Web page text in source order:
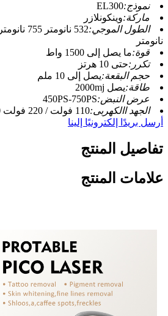
نموذج:EL300
ماركة:وينكونلازر
الطول الموجي:
نانومتر
قوة:ما يصل إلى 1500 واط
تكرر:حتى 10 هرتز
حجم البقعة:يصل إلى 10 ملم
طاقة:يصل 2000mj
عرض النبض:450PS-750PS
الجهد االكهربى:110 فولت / 220 فولت 50-60 هرتز
أرسل بريدًا إلكترونيًا إلينا
تفاصيل المنتج
علامات المنتج